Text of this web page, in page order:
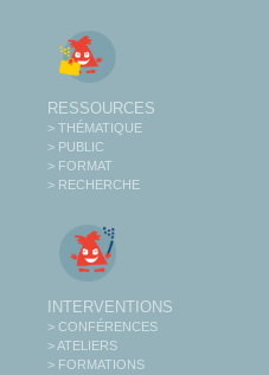
RESSOURCES
> THÉMATIQUE
> PUBLIC
> FORMAT
> RECHERCHE
INTERVENTIONS
> CONFÉRENCES
> ATELIERS
> FORMATIONS